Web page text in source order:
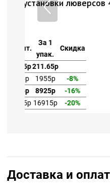
(№2) Насадка для
Кол-во
шт.
За 1 шт.
1
10
195.5р
50
178.5р
100
169.15р
Доставка и